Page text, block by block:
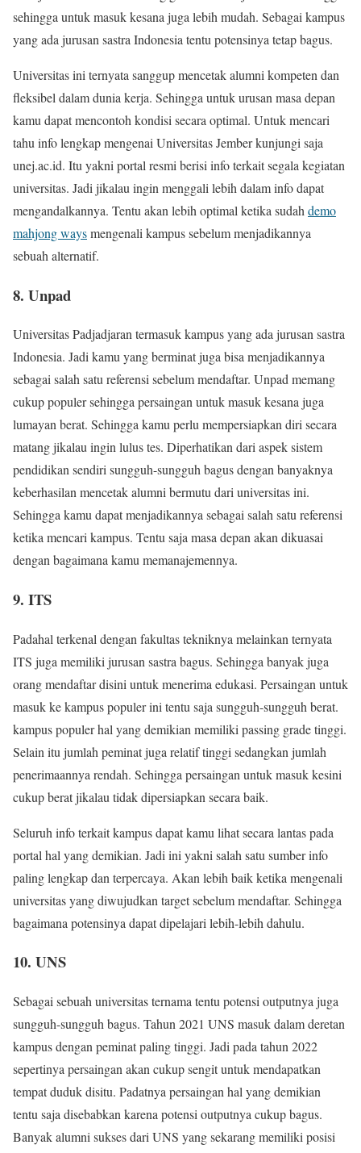
sehingga untuk masuk kesana juga lebih mudah. Sebagai kampus
yang ada jurusan sastra Indonesia tentu potensinya tetap bagus.
Universitas ini ternyata sanggup mencetak alumni kompeten dan
fleksibel dalam dunia kerja. Sehingga untuk urusan masa depan
kamu dapat mencontoh kondisi secara optimal. Untuk mencari
tahu info lengkap mengenai Universitas Jember kunjungi saja
unej.ac.id. Itu yakni portal resmi berisi info terkait segala kegiatan
universitas. Jadi jikalau ingin menggali lebih dalam info dapat
mengandalkannya. Tentu akan lebih optimal ketika sudah demo
mahjong waysmengenali kampus sebelum menjadikannya
sebuah alternatif.
8. Unpad
Universitas Padjadjaran termasuk kampus yang ada jurusan sastra
Indonesia. Jadi kamu yang berminat juga bisa menjadikannya
sebagai salah satu referensi sebelum mendaftar. Unpad memang
cukup populer sehingga persaingan untuk masuk kesana juga
lumayan berat. Sehingga kamu perlu mempersiapkan diri secara
matang jikalau ingin lulus tes. Diperhatikan dari aspek sistem
pendidikan sendiri sungguh-sungguh bagus dengan banyaknya
keberhasilan mencetak alumni bermutu dari universitas ini.
Sehingga kamu dapat menjadikannya sebagai salah satu referensi
ketika mencari kampus. Tentu saja masa depan akan dikuasai
dengan bagaimana kamu memanajemennya.
9. ITS
Padahal terkenal dengan fakultas tekniknya melainkan ternyata
ITS juga memiliki jurusan sastra bagus. Sehingga banyak juga
orang mendaftar disini untuk menerima edukasi. Persaingan untuk
masuk ke kampus populer ini tentu saja sungguh-sungguh berat.
kampus populer hal yang demikian memiliki passing grade tinggi.
Selain itu jumlah peminat juga relatif tinggi sedangkan jumlah
penerimaannya rendah. Sehingga persaingan untuk masuk kesini
cukup berat jikalau tidak dipersiapkan secara baik.
Seluruh info terkait kampus dapat kamu lihat secara lantas pada
portal hal yang demikian. Jadi ini yakni salah satu sumber info
paling lengkap dan terpercaya. Akan lebih baik ketika mengenali
universitas yang diwujudkan target sebelum mendaftar. Sehingga
bagaimana potensinya dapat dipelajari lebih-lebih dahulu.
10. UNS
Sebagai sebuah universitas ternama tentu potensi outputnya juga
sungguh-sungguh bagus. Tahun 2021 UNS masuk dalam deretan
kampus dengan peminat paling tinggi. Jadi pada tahun 2022
sepertinya persaingan akan cukup sengit untuk mendapatkan
tempat duduk disitu. Padatnya persaingan hal yang demikian
tentu saja disebabkan karena potensi outputnya cukup bagus.
Banyak alumni sukses dari UNS yang sekarang memiliki posisi